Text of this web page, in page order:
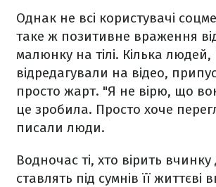
Однак не всі користувачі
таке ж позитивне враження
малюнку на тілі. Кілька
відредагували на відео,
просто жарт. "Я не вірю, що
це зробила. Просто хоче
писали люди.
Водночас ті, хто вірить
ставлять під сумнів її життєві